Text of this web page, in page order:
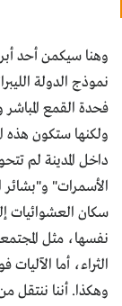
وهنا سيكمن أحد
نموذج الدولة
فحدة القمع
ولكنها ستكون هذه
داخل المدينة لم
الأسمرات" و"بشائر
سكان العشوائيات
نفسها، مثل
الثراء، أما
وهكذا. أننا ننتقل